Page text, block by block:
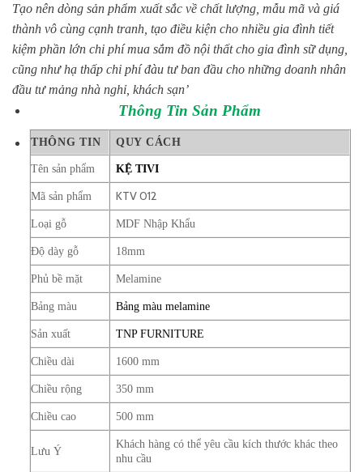
Tạo nên dòng sản phẩm xuất sắc về chất lượng, mẫu mã và giá
thành vô cùng cạnh tranh, tạo điều kiện cho nhiều gia đình tiết
kiệm phần lớn chi phí mua sắm đồ nội thất cho gia đình sữ dụng,
cũng như hạ thấp chi phí đàu tư ban đầu cho những doanh nhân
đầu tư mảng nhà nghỉ, khách sạn’
Thông TinSản Phẩm
THÔNG TIN QUY CÁCH
Tên sản phẩm KỆ TIVI
Mã sản phẩm KTV 012
Loại gỗ MDF Nhập Khẩu
Độ dày gỗ 18mm
Phủ bề mặt Melamine
Bảng màu Bảng màu melamine
Sản xuất TNP FURNITURE
Chiều dài 1600 mm
Chiều rộng 350 mm
Chiều cao 500 mm
Lưu Ý
Khách hàng có thể yêu cầu kích thước khác theo
nhu cầu